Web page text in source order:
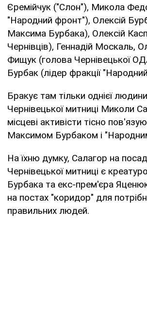
Єремійчук ("Слон"), Микола
"Народний фронт"), Олексій
Максима Бурбака), Олексій
Чернівців), Геннадій Москаль,
Фищук (голова Чернівецької
Бурбак (лідер фракції
Бракує там тільки однієї
Чернівецької митниці Миколи
місцеві активісти тісно
Максимом Бурбаком і
На їхню думку, Салагор на
Чернівецької митниці є
Бурбака та екс-прем'єра
на постах "коридор" для
правильних людей.